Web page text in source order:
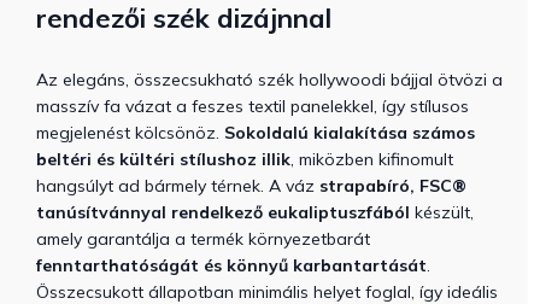
rendezői szék dizájnnal
Az elegáns, összecsukható szék hollywoodi bájjal ötvözi a
masszív fa vázat a feszes textil panelekkel, így stílusos
megjelenést kölcsönöz. Sokoldalú kialakítása számos
beltéri és kültéri stílushoz illik, miközben kifinomult
hangsúlyt ad bármely térnek. A váz strapabíró, FSC®
tanúsítvánnyal rendelkező eukaliptuszfából készült,
amely garantálja a termék környezetbarát
fenntarthatóságát és könnyű karbantartását.
Összecsukott állapotban minimális helyet foglal, így ideális